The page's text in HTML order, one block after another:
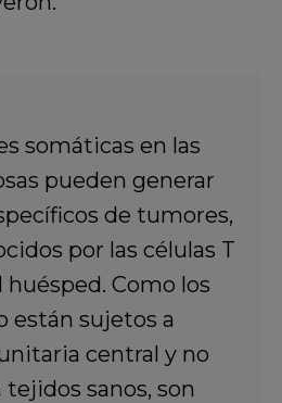
somáticas en las
pueden generar
de tumores,
por las células T
Como los
están sujetos a
central y no
sanos, son